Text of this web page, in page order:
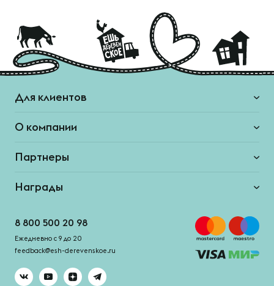
Для клиентов
О компании
Партнеры
Награды
8 800 500 20 98
Ежедневно с 9 до 20
feedback@esh-derevenskoe.ru